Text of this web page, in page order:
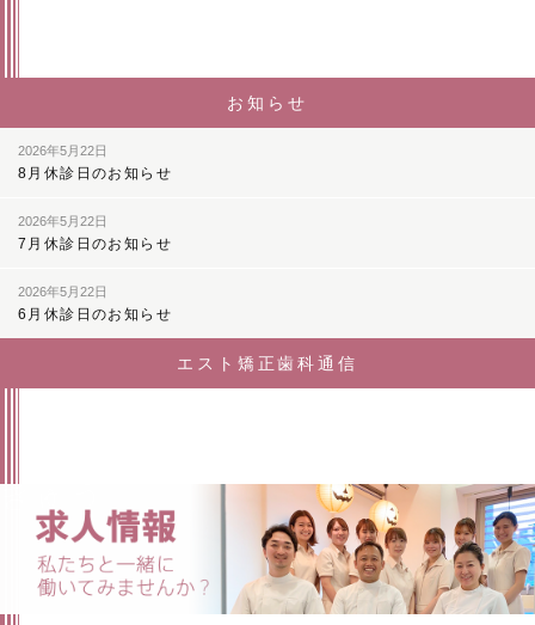
お知らせ
2026年5月22日
8月休診日のお知らせ
2026年5月22日
7月休診日のお知らせ
2026年5月22日
6月休診日のお知らせ
エスト矯正歯科通信